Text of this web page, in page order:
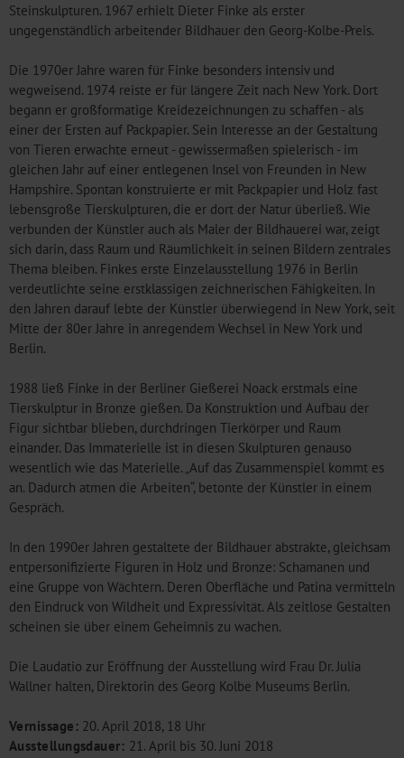
Steinskulpturen. 1967 erhielt Dieter Finke als erster
ungegenständlich arbeitender Bildhauer den Georg-Kolbe-Preis.
Die 1970er Jahre waren für Finke besonders intensiv und
wegweisend. 1974 reiste er für längere Zeit nach New York. Dort
begann er großformatige Kreidezeichnungen zu schaffen - als
einer der Ersten auf Packpapier. Sein Interesse an der Gestaltung
von Tieren erwachte erneut - gewissermaßen spielerisch - im
gleichen Jahr auf einer entlegenen Insel von Freunden in New
Hampshire. Spontan konstruierte er mit Packpapier und Holz fast
lebensgroße Tierskulpturen, die er dort der Natur überließ. Wie
verbunden der Künstler auch als Maler der Bildhauerei war, zeigt
sich darin, dass Raum und Räumlichkeit in seinen Bildern zentrales
Thema bleiben. Finkes erste Einzelausstellung 1976 in Berlin
verdeutlichte seine erstklassigen zeichnerischen Fähigkeiten. In
den Jahren darauf lebte der Künstler überwiegend in New York, seit
Mitte der 80er Jahre in anregendem Wechsel in New York und
Berlin.
1988 ließ Finke in der Berliner Gießerei Noack erstmals eine
Tierskulptur in Bronze gießen. Da Konstruktion und Aufbau der
Figur sichtbar blieben, durchdringen Tierkörper und Raum
einander. Das Immaterielle ist in diesen Skulpturen genauso
wesentlich wie das Materielle. „Auf das Zusammenspiel kommt es
an. Dadurch atmen die Arbeiten“, betonte der Künstler in einem
Gespräch.
In den 1990er Jahren gestaltete der Bildhauer abstrakte, gleichsam
entpersonifizierte Figuren in Holz und Bronze: Schamanen und
eine Gruppe von Wächtern. Deren Oberfläche und Patina vermitteln
den Eindruck von Wildheit und Expressivität. Als zeitlose Gestalten
scheinen sie über einem Geheimnis zu wachen.
Die Laudatio zur Eröffnung der Ausstellung wird Frau Dr. Julia
Wallner halten, Direktorin des Georg Kolbe Museums Berlin.
Vernissage:20. April 2018, 18 Uhr
Ausstellungsdauer: 21. April bis 30. Juni 2018